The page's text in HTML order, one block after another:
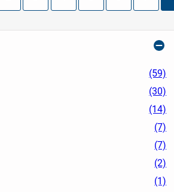
(59)
(30)
(14)
(7)
(7)
(2)
(1)